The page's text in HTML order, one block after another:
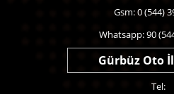
Gsm: 0 (544)
Whatsapp: 90
Gürbüz Oto
Tel: